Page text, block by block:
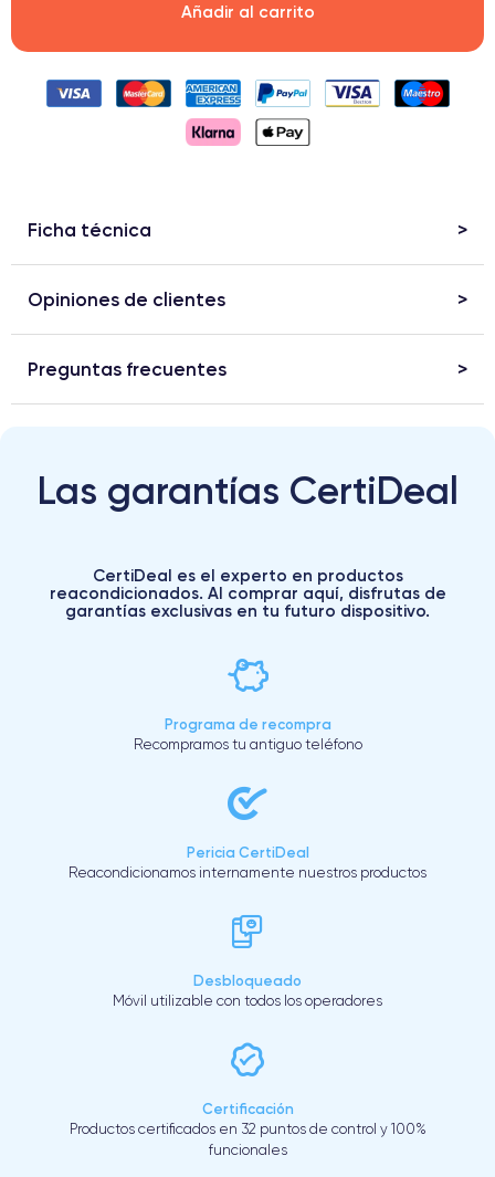
Añadir al carrito
Ficha técnica
Opiniones de clientes
Preguntas frecuentes
Las garantías CertiDeal
CertiDeal es el experto en productos
reacondicionados. Al comprar aquí, disfrutas de
garantías exclusivas en tu futuro dispositivo.
Programa de recompra
Recompramos tu antiguo teléfono
Pericia CertiDeal
Reacondicionamos internamente nuestros productos
Desbloqueado
Móvil utilizable con todos los operadores
Certificación
Productos certificados en 32 puntos de control y 100%
funcionales